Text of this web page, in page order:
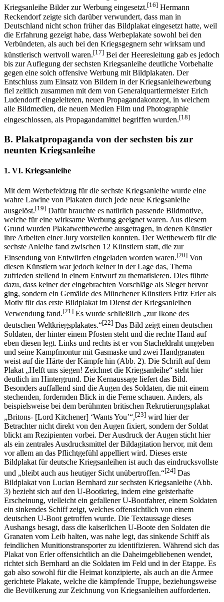
Kriegsanleihe Bilder zur Werbung eingesetzt.[16] Hermann
Reckendorf zeigte sich darüber verwundert, dass man in
Deutschland nicht schon früher das Bildplakat eingesetzt hatte, weil
die Erfahrung gezeigt habe, dass Werbeplakate sowohl bei den
Verbündeten, als auch bei den Kriegsgegnern sehr wirksam und
künstlerisch wertvoll waren.[17] Bei der Heeresleitung gab es jedoch
bis zur Auflegung der sechsten Kriegsanleihe deutliche Vorbehalte
gegen eine solch offensive Werbung mit Bildplakaten. Der
Entschluss zum Einsatz von Bildern in der Kriegsanleihewerbung
fiel zeitlich zusammen mit dem von Generalquartiermeister Erich
Ludendorff eingeleiteten, neuen Propagandakonzept, in welchem
alle Bildmedien, die neuen Medien Film und Photographie
eingeschlossen, als Propagandamittel begriffen wurden.[18]
B. Plakatpropaganda von der sechsten bis zur
neunten Kriegsanleihe
1. VI. Kriegsanleihe
Mit dem Werbefeldzug für die sechste Kriegsanleihe wurde eine
wahre Lawine von Plakaten durch jede neue Kriegsanleihe
ausgelöst.[19] Dafür brauchte es natürlich passende Bildmotive,
welche für eine wirksame Werbung geeignet waren. Aus diesem
Grund wurden Plakatwettbewerbe ausgetragen, in denen Künstler
ihre Arbeiten einer Jury vorstellen konnten. Der Wettbewerb für die
sechste Anleihe fand zwischen 12 Künstlern statt, die zur
Einsendung von Entwürfen eingeladen worden waren.[20] Von
diesen Künstlern war jedoch keiner in der Lage das, Thema
zufrieden stellend in einem Entwurf zu thematisieren. Dies führte
dazu, dass keiner der eingebrachten Vorschläge als Sieger hervor
ging, sondern ein Gemälde des Münchener Künstlers Fritz Erler als
Motiv für das erste Bildplakat im Dienst der Kriegsanleihen
Verwendung fand.[21] Es wurde schließlich „zur Ikone des
deutschen Weltkriegsplakates.“[22] Das Bild zeigt einen deutschen
Soldaten, der hinter einem Pfosten steht und die rechte Hand auf
eben diesen legt. Links und rechts ist er von Stacheldraht umgeben
und seine Kampfmontur mit Gasmaske und zwei Handgranaten
weist auf die Härte der Kämpfe hin (Abb. 2). Die Schrift auf dem
Plakat „Helft uns siegen! Zeichnet die Kriegsanleihe“ steht hier
deutlich im Hintergrund. Die Kernaussage liefert das Bild.
Besonders auffallend sind die Augen des Soldaten, die mit einem
stechenden, fordernden Blick in die Ferne schauen. Anders, als
beispielsweise bei dem berühmten britischen Rekrutierungsplakat
„Britons- [Lord Kitchener] ‘Wants You’“,[23] wird hier der
Betrachter nicht direkt von den Augen fixiert, sondern der Soldat
blickt am Rezipienten vorbei. Der Ausdruck der Augen sticht hier
als ein zentrales Ausdrucksmittel der Bildagitation hervor, mit dem
vor allem an das Pflichtgefühl appelliert wird. Dieses erste
Bildplakat für deutsche Kriegsanleihen ist auch das eindrucksvollste
und „bleibt auch aus heutiger Sicht unübertroffen.“[24] Das
Bildplakat von Lucian Bernhard zur sechsten Kriegsanleihe (Abb.
3) bezieht sich auf den U-Bootkrieg, indem eine geisterhafte
Erscheinung, vielleicht ein gefallener U-Bootfahrer, einem Soldaten
ein sinkendes Schiff zeigt, welches offensichtlich von einem
deutschen U-Boot getroffen wurde. Die Textaussage dieses
Aushangs besagt, dass die kaiserlichen U-Boote den Soldaten die
Granaten vom Leib halten, was nahe legt, das sinkende Schiff als
feindlichen Munitionstransporter zu identifizieren. Während sich das
Plakat von Erler offensichtlich an die Daheimgebliebenen wendet,
richtet sich Bernhard an die Soldaten im Feld und in der Etappe. Es
gab also sowohl für die Heimat konzipierte, als auch an die Armee
gerichtete Plakate, welche die kämpfende Truppe, beziehungsweise
die Bevölkerung zur Zeichnung von Kriegsanleihen aufforderten.